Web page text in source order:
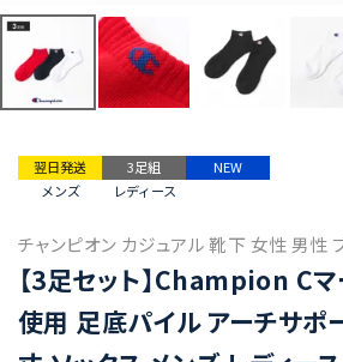
翌日発送 3足組
NEW
メンズ
レディース
チャンピオン カジュアル 靴下 女性 男性
【3足セット】Champion C
使用 足底パイル アーチサポ